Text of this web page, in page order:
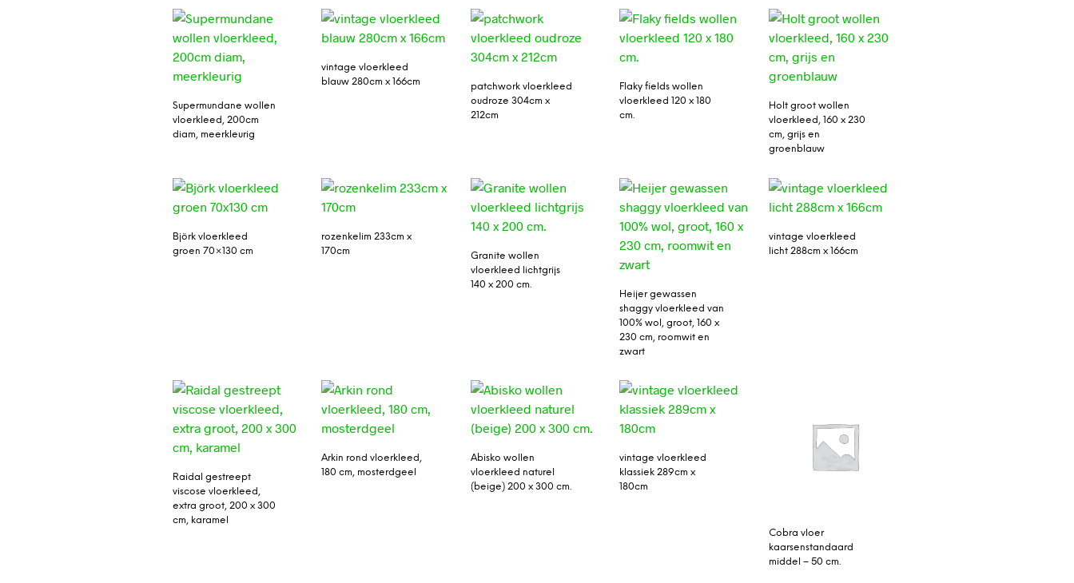
Supermundane wollen
vloerkleed, 200cm
diam, meerkleurig
vintage vloerkleed
blauw 280cm x 166cm
patchwork vloerkleed
oudroze 304cm x
212cm
Flaky fields wollen
vloerkleed 120 x 180
cm.
Holt groot wollen
vloerkleed, 160 x 230
cm, grijs en
groenblauw
Björk vloerkleed
groen 70×130 cm
rozenkelim 233cm x
170cm
Granite wollen
vloerkleed lichtgrijs
140 x 200 cm.
Heijer gewassen
shaggy vloerkleed van
100% wol, groot, 160 x
230 cm, roomwit en
zwart
vintage vloerkleed
licht 288cm x 166cm
Raidal gestreept
viscose vloerkleed,
extra groot, 200 x 300
cm, karamel
Arkin rond vloerkleed,
180 cm, mosterdgeel
Abisko wollen
vloerkleed naturel
(beige) 200 x 300 cm.
vintage vloerkleed
klassiek 289cm x
180cm
Cobra vloer
kaarsenstandaard
middel – 50 cm.